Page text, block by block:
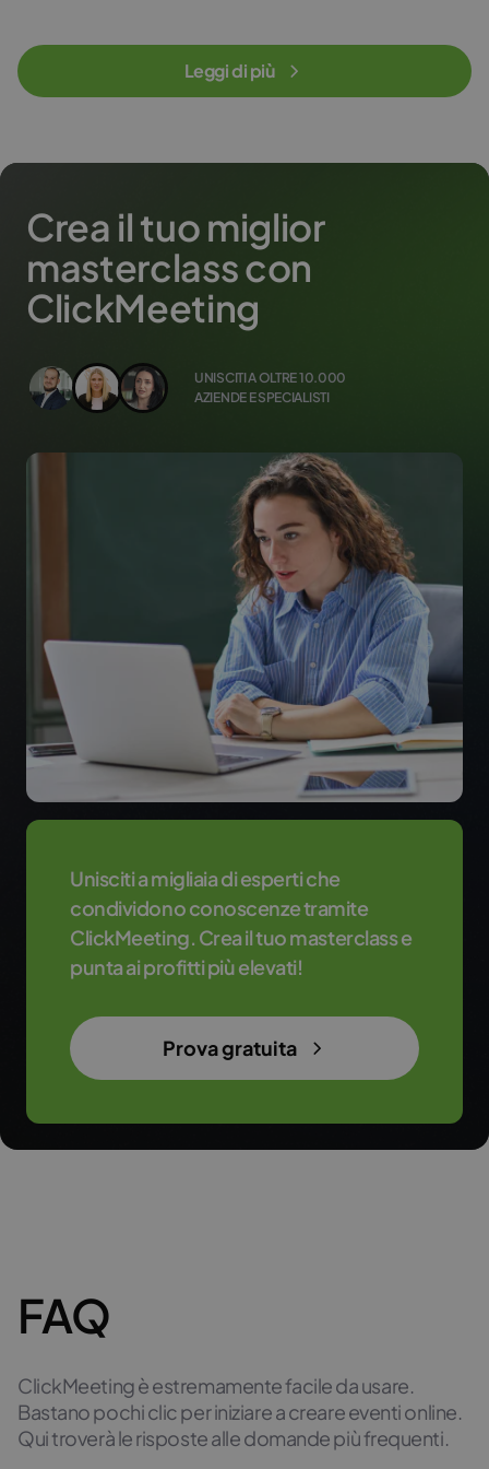
Leggi di più
Crea il tuo miglior
masterclass con
ClickMeeting
UNISCITI A OLTRE 10.000
AZIENDE E SPECIALISTI
Unisciti a migliaia di esperti che
condividono conoscenze tramite
ClickMeeting. Crea il tuo masterclass e
punta ai profitti più elevati!
Prova gratuita
FAQ
ClickMeetingèestremamentefacile dausare.
Bastanopochiclicperiniziareacreareeventionline.
Quitroveràlerispostealledomandepiùfrequenti.